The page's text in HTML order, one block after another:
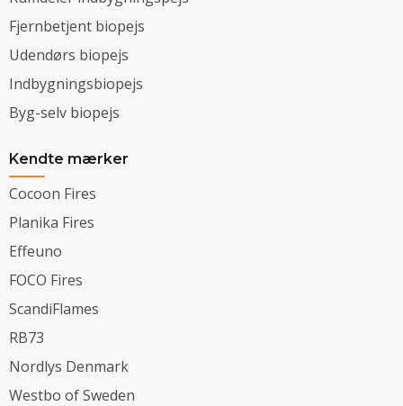
Fjernbetjent biopejs
Udendørs biopejs
Indbygningsbiopejs
Byg-selv biopejs
Kendte mærker
Cocoon Fires
Planika Fires
Effeuno
FOCO Fires
ScandiFlames
RB73
Nordlys Denmark
Westbo of Sweden